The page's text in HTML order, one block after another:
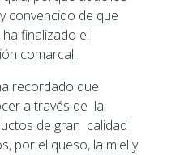
convencido de que
finalizado el
comarcal.
recordado que
a través de la
de gran calidad
por el queso, la miel y